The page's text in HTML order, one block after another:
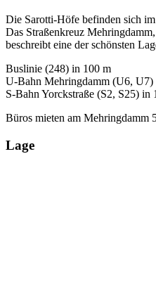
Die Sarotti-Höfe befinden sich
Das Straßenkreuz
beschreibt eine der schönsten
Buslinie (248) in 100 m
U-Bahn Mehringdamm (U6, U7)
S-Bahn Yorckstraße (S2, S25) in
Büros mieten am Mehringdamm
Lage